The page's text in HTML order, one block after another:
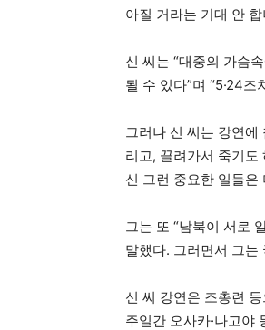
아질 거라는 기대 안
신 씨는 “대중의 가슴
될 수 있다”며 “5·24
그러나 신 씨는 강연
리고, 끌려가서 죽기도
신 그런 중요한 일들은
그는 또 “남북이 서로
말했다. 그러면서 그
신 씨 강연은 조총련
주일간 오사카·나고야